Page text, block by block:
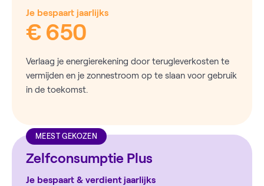
Je bespaart jaarlijks
€ 650
Verlaag je energierekening door terugleverkosten te
vermijden en je zonnestroom op te slaan voor gebruik
in de toekomst.
MEEST GEKOZEN
Zelfconsumptie Plus
Je bespaart & verdient jaarlijks